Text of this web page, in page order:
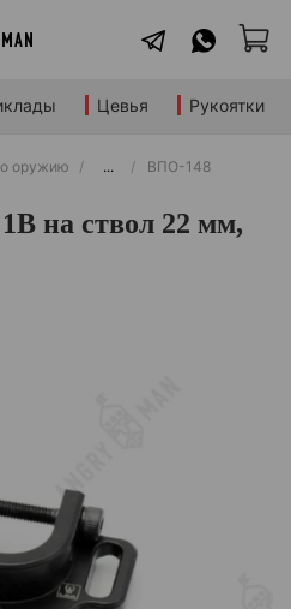
Цевья Рукоятки
оружию ... ВПО-148
на ствол 22 мм,